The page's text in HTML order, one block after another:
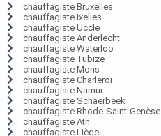
chauffagiste Bruxelles
chauffagiste Ixelles
chauffagiste Uccle
chauffagiste Anderlecht
chauffagiste Waterloo
chauffagiste Tubize
chauffagiste Mons
chauffagiste Charleroi
chauffagiste Namur
chauffagiste Schaerbeek
chauffagiste Rhode-Saint-Genèse
chauffagiste Ath
chauffagiste Liège